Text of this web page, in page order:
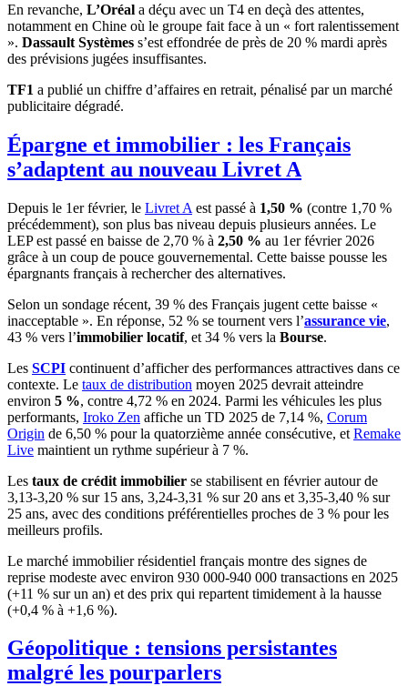
En revanche, L’Oréal a déçu avec un T4 en deçà des attentes,
notamment en Chine où le groupe fait face à un « fort ralentissement
». Dassault Systèmes s’est effondrée de près de 20 % mardi après
des prévisions jugées insuffisantes.
TF1 a publié un chiffre d’affaires en retrait, pénalisé par un marché
publicitaire dégradé.
Épargne et immobilier : les Français
s’adaptent au nouveau Livret A
Depuis le 1er février, le Livret A est passé à 1,50 % (contre 1,70 %
précédemment), son plus bas niveau depuis plusieurs années. Le
LEP est passé en baisse de 2,70 % à 2,50 % au 1er février 2026
grâce à un coup de pouce gouvernemental. Cette baisse pousse les
épargnants français à rechercher des alternatives.
Selon un sondage récent, 39 % des Français jugent cette baisse «
inacceptable ». En réponse, 52 % se tournent vers l’assurance vie,
43 % vers l’immobilier locatif, et 34 % vers la Bourse.
Les SCPI continuent d’afficher des performances attractives dans ce
contexte. Le taux de distribution moyen 2025 devrait atteindre
environ 5 %, contre 4,72 % en 2024. Parmi les véhicules les plus
performants, Iroko Zen affiche un TD 2025 de 7,14 %, Corum
Origin de 6,50 % pour la quatorzième année consécutive, et Remake
Live maintient un rythme supérieur à 7 %.
Les taux de crédit immobilier se stabilisent en février autour de
3,13-3,20 % sur 15 ans, 3,24-3,31 % sur 20 ans et 3,35-3,40 % sur
25 ans, avec des conditions préférentielles proches de 3 % pour les
meilleurs profils.
Le marché immobilier résidentiel français montre des signes de
reprise modeste avec environ 930 000-940 000 transactions en 2025
(+11 % sur un an) et des prix qui repartent timidement à la hausse
(+0,4 % à +1,6 %).
Géopolitique : tensions persistantes
malgré les pourparlers